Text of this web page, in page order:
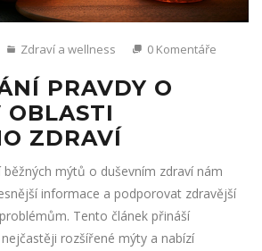
Zdraví a wellness 0 Komentáře
PRAVDY O
OBLASTI
ZDRAVÍ
běžných mýtů o duševním zdraví nám
informace a podporovat zdravější
Tento článek přináší
rozšířené mýty a nabízí